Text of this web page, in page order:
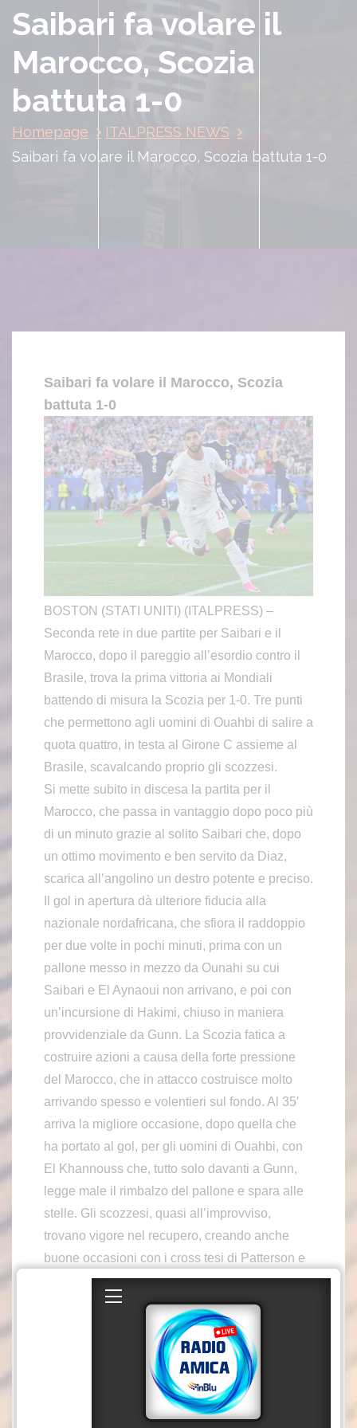
Saibari fa volare il
Marocco, Scozia
battuta 1-0
Homepage
ITALPRESS NEWS
Saibari fa volare il Marocco, Scozia battuta 1-0
Saibari fa volare il Marocco, Scozia
battuta 1-0
BOSTON (STATI UNITI) (ITALPRESS) –
Seconda rete in due partite per Saibari e il
Marocco, dopo il pareggio all’esordio contro il
Brasile, trova la prima vittoria ai Mondiali
battendo di misura la Scozia per 1-0. Tre punti
che permettono agli uomini di Ouahbi di salire a
quota quattro, in testa al Girone C assieme al
Brasile, scavalcando proprio gli scozzesi.
Si mette subito in discesa la partita per il
Marocco, che passa in vantaggio dopo poco più
di un minuto grazie al solito Saibari che, dopo
un ottimo movimento e ben servito da Diaz,
scarica all’angolino un destro potente e preciso.
Il gol in apertura dà ulteriore fiducia alla
nazionale nordafricana, che sfiora il raddoppio
per due volte in pochi minuti, prima con un
pallone messo in mezzo da Ounahi su cui
Saibari e El Aynaoui non arrivano, e poi con
un’incursione di Hakimi, chiuso in maniera
provvidenziale da Gunn. La Scozia fatica a
costruire azioni a causa della forte pressione
del Marocco, che in attacco costruisce molto
arrivando spesso e volentieri sul fondo. Al 35′
arriva la migliore occasione, dopo quella che
ha portato al gol, per gli uomini di Ouahbi, con
El Khannouss che, tutto solo davanti a Gunn,
legge male il rimbalzo del pallone e spara alle
stelle. Gli scozzesi, quasi all’improvviso,
trovano vigore nel recupero, creando anche
buone occasioni con i cross tesi di Patterson e
Robertson sui quali non arrivano,
rispettivamente, Adams e McGinn.
Ma la nazionale di Clark non riesce a far
proseguire il momento positivo anche nel
secondo tempo, dove è il Marocco ad andare di
nuovo vicino al gol: al 50′ El Khannouss arriva
di nuovo sul fondo e mette in mezzo per